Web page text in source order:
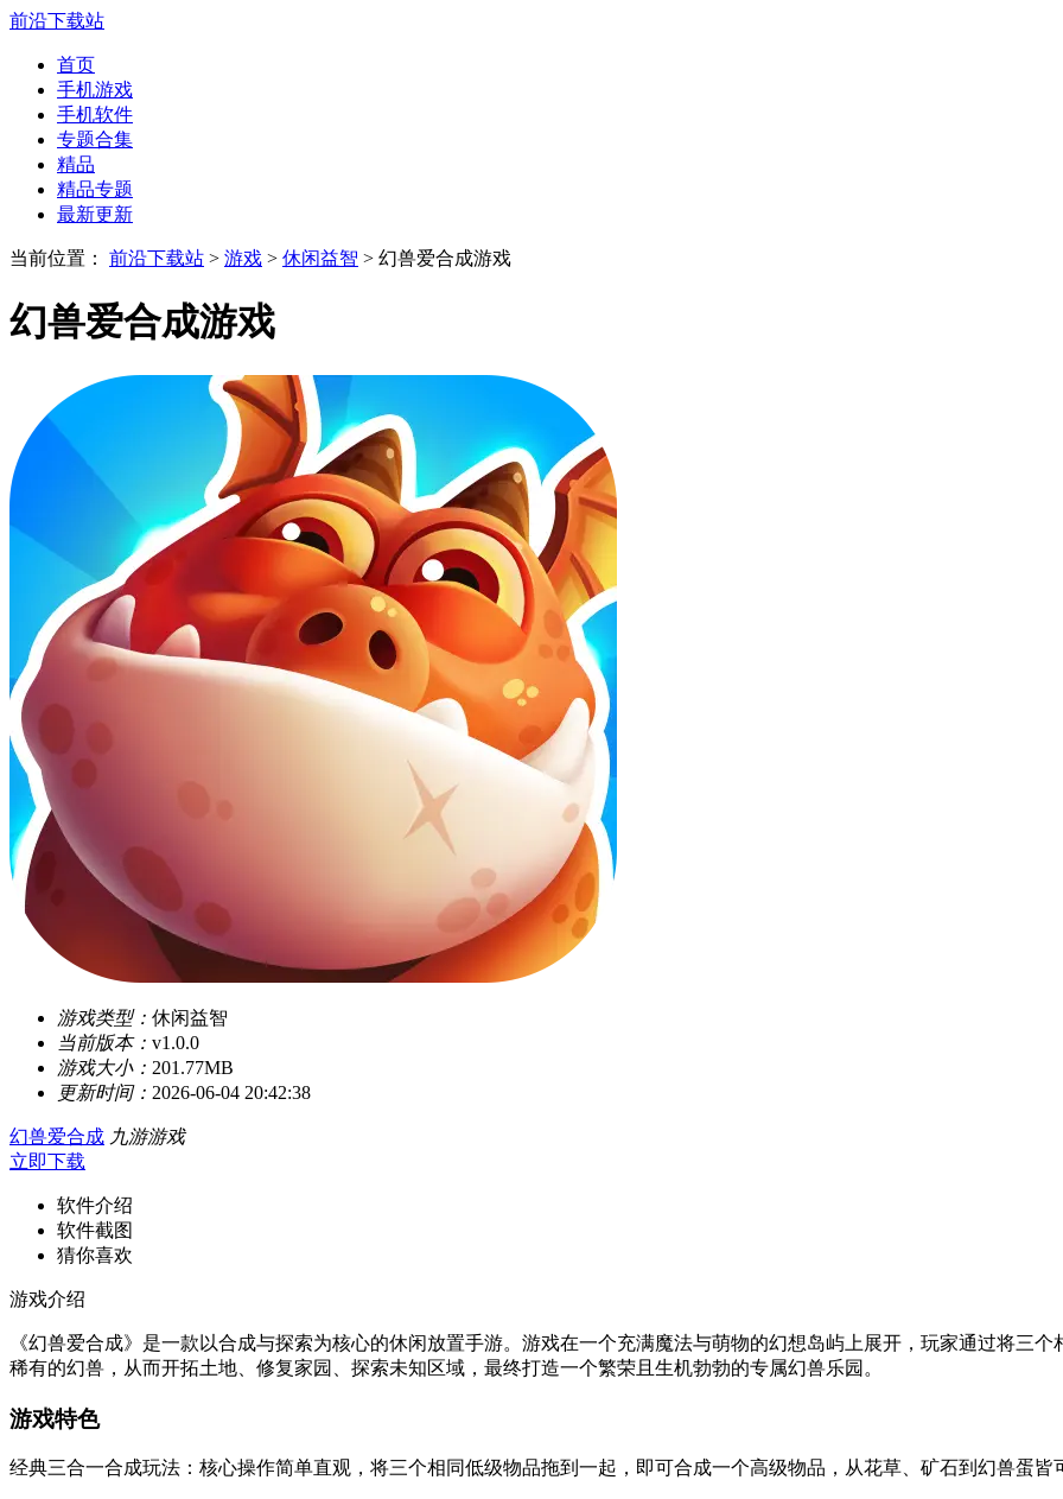
前沿下载站
首页
手机游戏
手机软件
专题合集
精品
精品专题
最新更新
当前位置： 前沿下载站 > 游戏 > 休闲益智 > 幻兽爱合成游戏
幻兽爱合成游戏
游戏类型： 休闲益智
当前版本： v1.0.0
游戏大小： 201.77MB
更新时间： 2026-06-04 20:42:38
幻兽爱合成 九游游戏
立即下载
软件介绍
软件截图
猜你喜欢
游戏介绍
《幻兽爱合成》是一款以合成与探索为核心的休闲放置手游。游戏在一个充满魔法与萌物的幻想岛屿上展开，玩家通过将三
稀有的幻兽，从而开拓土地、修复家园、探索未知区域，最终打造一个繁荣且生机勃勃的专属幻兽乐园。
游戏特色
经典三合一合成玩法：核心操作简单直观，将三个相同低级物品拖到一起，即可合成一个高级物品，从花草、矿石到幻兽蛋皆